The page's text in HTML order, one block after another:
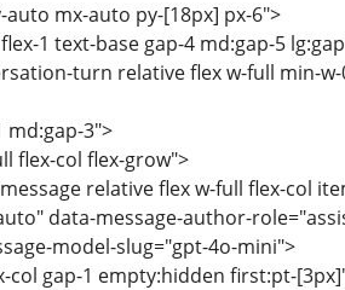
mx-auto py-[18px] px-6">
1 text-base gap-4 md:gap-5
turn relative flex w-full min-
md:gap-3">
flex-col flex-grow">
relative flex w-full flex-col
data-message-author-
model-slug="gpt-4o-mini">
col gap-1 empty:hidden first:pt-